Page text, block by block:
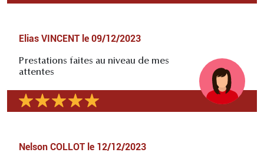
Elias VINCENT le 09/12/2023
Prestations faites au niveau de mes
attentes
Nelson COLLOT le 12/12/2023